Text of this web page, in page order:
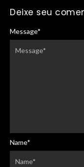
Deixe seu
Message*
Name*